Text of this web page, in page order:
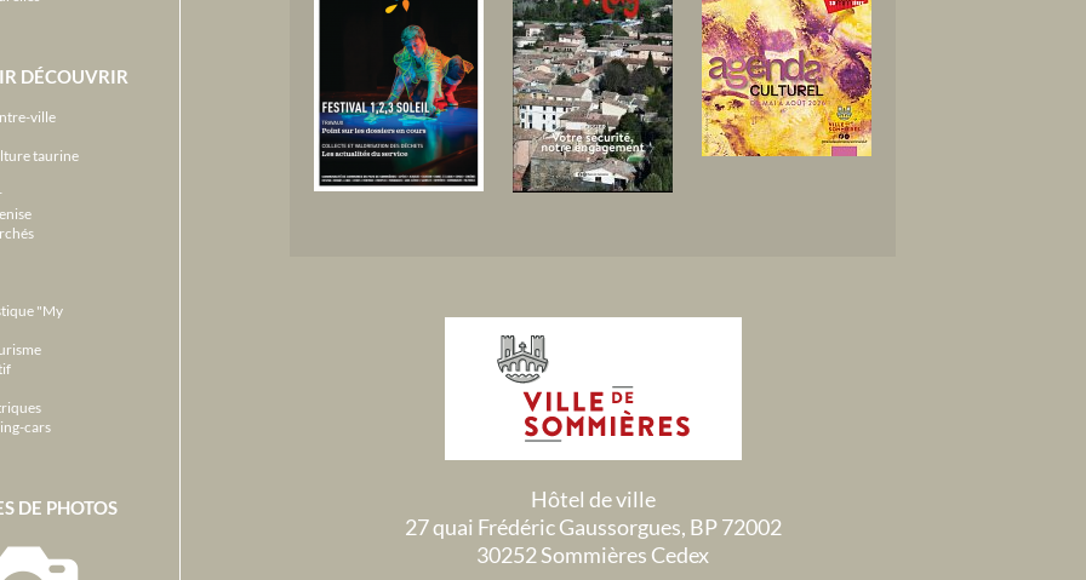
DÉCOUVRIR
ville
taurine
"My
cars
DE PHOTOS
Hôtel de ville
27 quai Frédéric Gaussorgues, BP 72002
30252 Sommières Cedex